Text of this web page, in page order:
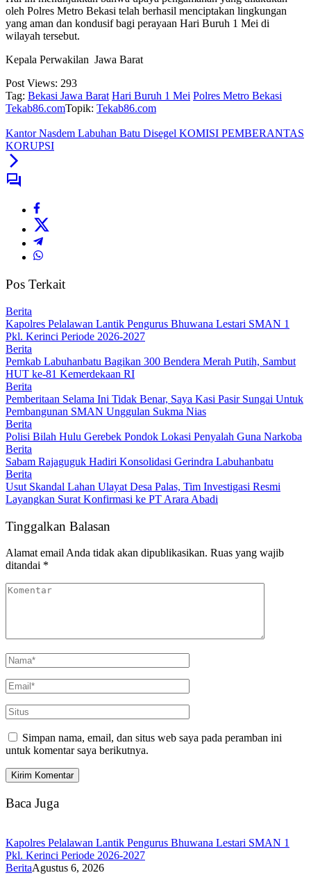
oleh Polres Metro Bekasi telah berhasil menciptakan lingkungan
yang aman dan kondusif bagi perayaan Hari Buruh 1 Mei di
wilayah tersebut.
Kepala Perwakilan Jawa Barat
Post Views: 293
Tag: Bekasi Jawa Barat Hari Buruh 1 Mei Polres Metro Bekasi
Tekab86.comTopik: Tekab86.com
Kantor Nasdem Labuhan Batu Disegel KOMISI PEMBERANTAS
KORUPSI
Pos Terkait
Berita
Kapolres Pelalawan Lantik Pengurus Bhuwana Lestari SMAN 1
Pkl. Kerinci Periode 2026-2027
Berita
Pemkab Labuhanbatu Bagikan 300 Bendera Merah Putih, Sambut
HUT ke-81 Kemerdekaan RI
Berita
Pemberitaan Selama Ini Tidak Benar, Saya Kasi Pasir Sungai Untuk
Pembangunan SMAN Unggulan Sukma Nias
Berita
Polisi Bilah Hulu Gerebek Pondok Lokasi Penyalah Guna Narkoba
Berita
Sabam Rajaguguk Hadiri Konsolidasi Gerindra Labuhanbatu
Berita
Usut Skandal Lahan Ulayat Desa Palas, Tim Investigasi Resmi
Layangkan Surat Konfirmasi ke PT Arara Abadi
Tinggalkan Balasan
Alamat email Anda tidak akan dipublikasikan. Ruas yang wajib
ditandai *
Simpan nama, email, dan situs web saya pada peramban ini
untuk komentar saya berikutnya.
Baca Juga
Kapolres Pelalawan Lantik Pengurus Bhuwana Lestari SMAN 1
Pkl. Kerinci Periode 2026-2027
BeritaAgustus 6, 2026